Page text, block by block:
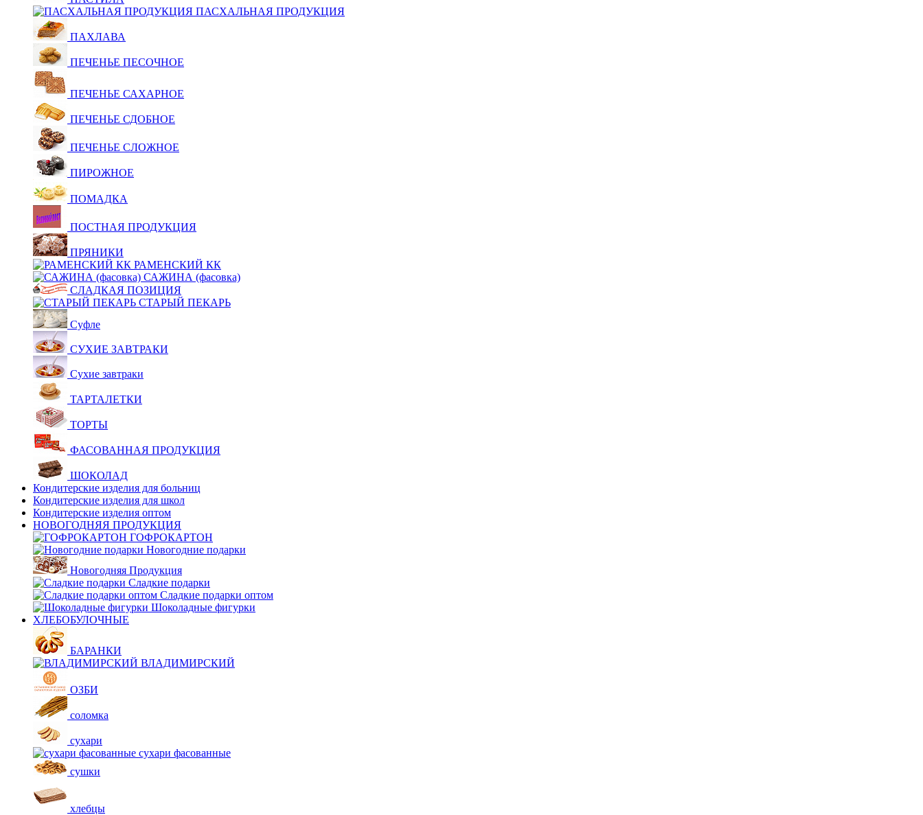
ПАСХАЛЬНАЯ ПРОДУКЦИЯ
ПАХЛАВА
ПЕЧЕНЬЕ ПЕСОЧНОЕ
ПЕЧЕНЬЕ САХАРНОЕ
ПЕЧЕНЬЕ СДОБНОЕ
ПЕЧЕНЬЕ СЛОЖНОЕ
ПИРОЖНОЕ
ПОМАДКА
ПОСТНАЯ ПРОДУКЦИЯ
ПРЯНИКИ
РАМЕНСКИЙ КК
САЖИНА (фасовка)
СЛАДКАЯ ПОЗИЦИЯ
СТАРЫЙ ПЕКАРЬ
Суфле
СУХИЕ ЗАВТРАКИ
Сухие завтраки
ТАРТАЛЕТКИ
ТОРТЫ
ФАСОВАННАЯ ПРОДУКЦИЯ
ШОКОЛАД
Кондитерские изделия для больниц
Кондитерские изделия для школ
Кондитерские изделия оптом
НОВОГОДНЯЯ ПРОДУКЦИЯ
ГОФРОКАРТОН
Новогодние подарки
Новогодняя Продукция
Сладкие подарки
Сладкие подарки оптом
Шоколадные фигурки
ХЛЕБОБУЛОЧНЫЕ
БАРАНКИ
ВЛАДИМИРСКИЙ
ОЗБИ
соломка
сухари
сухари фасованные
сушки
хлебцы